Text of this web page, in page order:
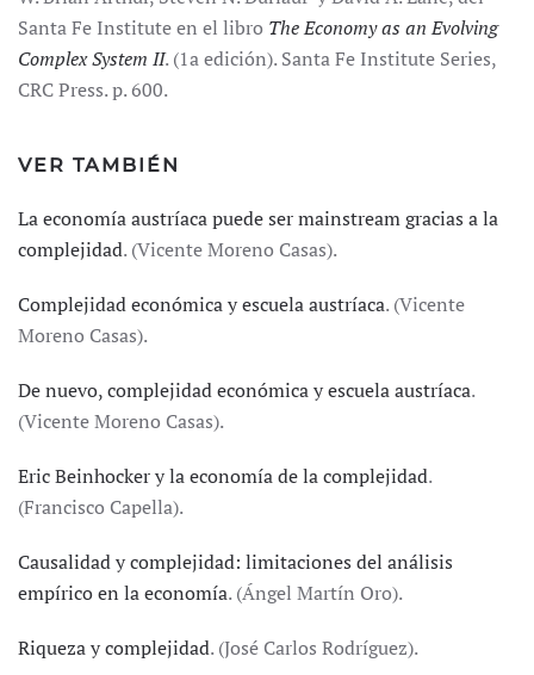
Santa Fe Institute en el libro The Economy as an Evolving
Complex System II. (1a edición). Santa Fe Institute Series,
CRC Press. p. 600.
VER TAMBIÉN
La economía austríaca puede ser mainstream gracias a la
complejidad. (Vicente Moreno Casas).
Complejidad económica y escuela austríaca. (Vicente
Moreno Casas).
De nuevo, complejidad económica y escuela austríaca.
(Vicente Moreno Casas).
Eric Beinhocker y la economía de la complejidad.
(Francisco Capella).
Causalidad y complejidad: limitaciones del análisis
empírico en la economía. (Ángel Martín Oro).
Riqueza y complejidad. (José Carlos Rodríguez).